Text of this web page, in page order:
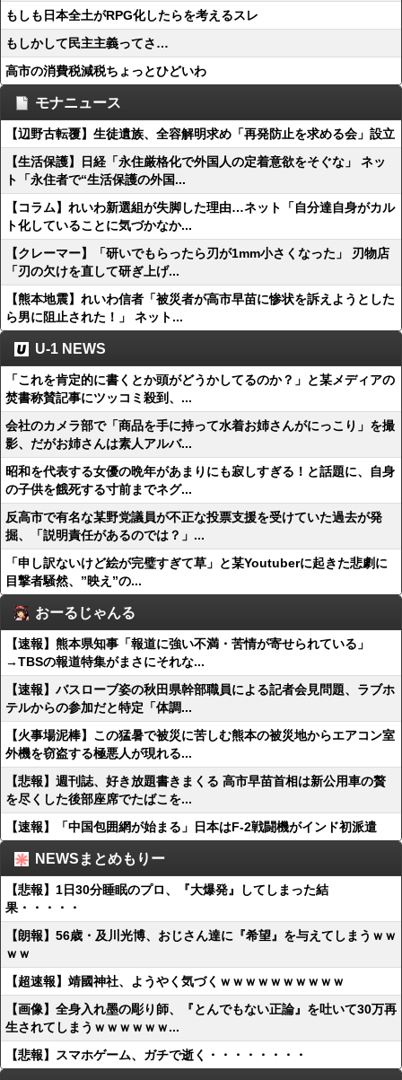
もしも日本全土がRPG化したらを考えるスレ
もしかして民主主義ってさ…
高市の消費税減税ちょっとひどいわ
モナニュース
【辺野古転覆】生徒遺族、全容解明求め「再発防止を求める会」設立
【生活保護】日経「永住厳格化で外国人の定着意欲をそぐな」 ネッ
ト「永住者で“生活保護の外国...
【コラム】れいわ新選組が失脚した理由…ネット「自分達自身がカル
ト化していることに気づかなか...
【クレーマー】「研いでもらったら刃が1mm小さくなった」 刃物店
「刃の欠けを直して研ぎ上げ...
【熊本地震】れいわ信者「被災者が高市早苗に惨状を訴えようとした
ら男に阻止された！」 ネット...
U-1 NEWS
「これを肯定的に書くとか頭がどうかしてるのか？」と某メディアの
焚書称賛記事にツッコミ殺到、...
会社のカメラ部で「商品を手に持って水着お姉さんがにっこり」を撮
影、だがお姉さんは素人アルバ...
昭和を代表する女優の晩年があまりにも寂しすぎる！と話題に、自身
の子供を餓死する寸前までネグ...
反高市で有名な某野党議員が不正な投票支援を受けていた過去が発
掘、「説明責任があるのでは？」...
「申し訳ないけど絵が完璧すぎて草」と某Youtuberに起きた悲劇に
目撃者騒然、”映え”の...
おーるじゃんる
【速報】熊本県知事「報道に強い不満・苦情が寄せられている」
→TBSの報道特集がまさにそれな...
【速報】バスローブ姿の秋田県幹部職員による記者会見問題、ラブホ
テルからの参加だと特定「体調...
【火事場泥棒】この猛暑で被災に苦しむ熊本の被災地からエアコン室
外機を窃盗する極悪人が現れる...
【悲報】週刊誌、好き放題書きまくる 高市早苗首相は新公用車の贅
を尽くした後部座席でたばこを...
【速報】「中国包囲網が始まる」日本はF-2戦闘機がインド初派遣
NEWSまとめもりー
【悲報】1日30分睡眠のプロ、『大爆発』してしまった結
果・・・・・
【朗報】56歳・及川光博、おじさん達に『希望』を与えてしまうｗｗ
ｗｗ
【超速報】靖國神社、ようやく気づくｗｗｗｗｗｗｗｗｗｗ
【画像】全身入れ墨の彫り師、『とんでもない正論』を吐いて30万再
生されてしまうｗｗｗｗｗｗ...
【悲報】スマホゲーム、ガチで逝く・・・・・・・・